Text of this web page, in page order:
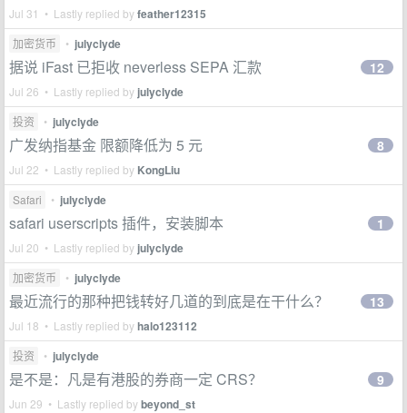
Jul 31 • Lastly replied byfeather12315
加密货币 • julyclyde
据说 iFast 已拒收 neverless SEPA 汇款
Jul 26 • Lastly replied by julyclyde
12
投资 • julyclyde
广发纳指基金 限额降低为 5 元
Jul 22 • Lastly replied by KongLiu
8
Safari • julyclyde
safari userscripts 插件，安装脚本
Jul 20 • Lastly replied by julyclyde
1
加密货币 • julyclyde
最近流行的那种把钱转好几道的到底是在干什么？
Jul 18 • Lastly replied byhalo123112
13
投资 • julyclyde
是不是：凡是有港股的券商一定 CRS？
Jun 29 • Lastly replied bybeyond_st
9